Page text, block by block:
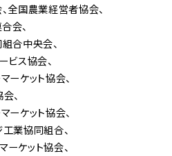
全国農業経営者協会
会
組合中央会
ビス協会
ーケット協会
会
ーケット協会
工業協同組合
ーケット協会